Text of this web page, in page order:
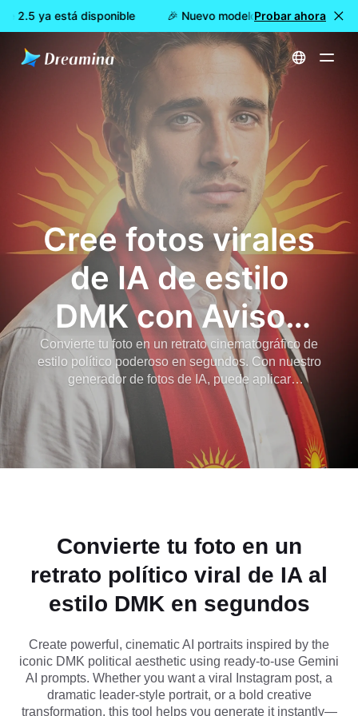
2.5 ya está disponible 🎉 Nuevo modelo DISPONIBLE:
Probar ahora
Inicio
Cree fotos virales
de IA de estilo
DMK con Avisos
de IA de Géminis
listos para usar
Convierte tu foto en un retrato cinematográfico de
estilo político poderoso en segundos. Con nuestro
generador de fotos de IA, puede aplicar
instantáneamente la estética icónica inspirada en
DMK, con iluminación dramática, composición
estilo rally y audaces imágenes de liderazgo.
Simplemente cargue su imagen, copie un aviso
probado de Inteligencia Artificial de Géminis y
Convierte tu foto en un
retrato político viral de IA al
estilo DMK en segundos
Create powerful, cinematic AI portraits inspired by the
iconic DMK political aesthetic using ready-to-use Gemini
AI prompts. Whether you want a viral Instagram post, a
dramatic leader-style portrait, or a bold creative
transformation, this tool helps you generate it instantly—